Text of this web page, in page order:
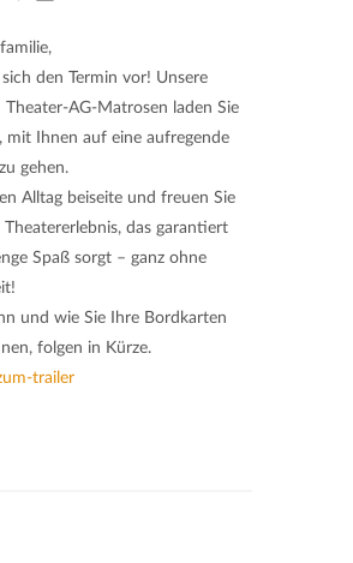
den Termin vor! Unsere
AG-Matrosen laden Sie
mit Ihnen auf eine aufregende
gehen.
Alltag beiseite und freuen Sie
das garantiert
Spaß sorgt – ganz ohne
und wie Sie Ihre Bordkarten
folgen in Kürze.
trailer